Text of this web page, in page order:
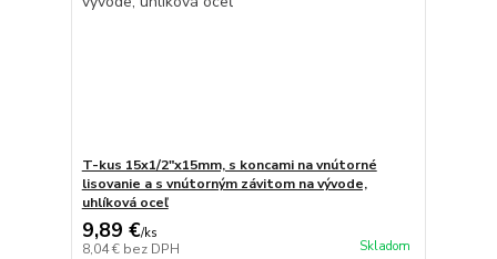
T-kus 15x1/2"x15mm, s koncami na vnútorné
lisovanie a s vnútorným závitom na vývode,
uhlíková oceľ
9,89 €/ks
8,04 € bez DPH Skladom